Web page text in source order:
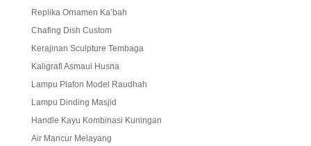
Replika Ornamen Ka’bah
Chafing Dish Custom
Kerajinan Sculpture Tembaga
Kaligrafi Asmaul Husna
Lampu Plafon Model Raudhah
Lampu Dinding Masjid
Handle Kayu Kombinasi Kuningan
Air Mancur Melayang